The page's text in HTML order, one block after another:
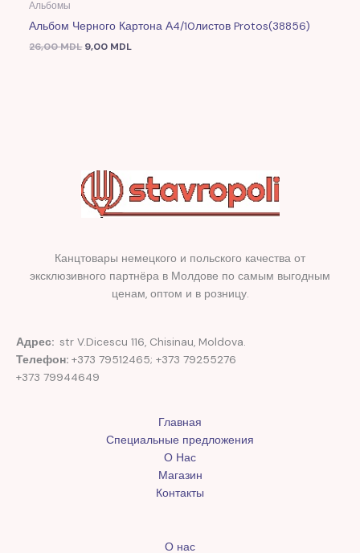
Альбомы
Альбом Черного Картона А4/10листов Protos(38856)
26,00MDL 9,00 MDL
Канцтовары немецкого и польского качества от
эксклюзивного партнёра в Молдове по самым выгодным
ценам, оптом и в розницу.
Адрес: str V.Dicescu 116, Chisinau, Moldova.
Телефон: +373 79512465; +373 79255276
+373 79944649
Главная
Специальные предложения
О Нас
Магазин
Контакты
О нас